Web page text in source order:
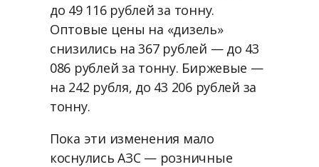
до 49 116 рублей за тонну.
Оптовые цены на «дизель»
снизились на 367 рублей — до 43
086 рублей за тонну. Биржевые —
на 242 рубля, до 43 206 рублей за
тонну.
Пока эти изменения мало
коснулись АЗС — розничные